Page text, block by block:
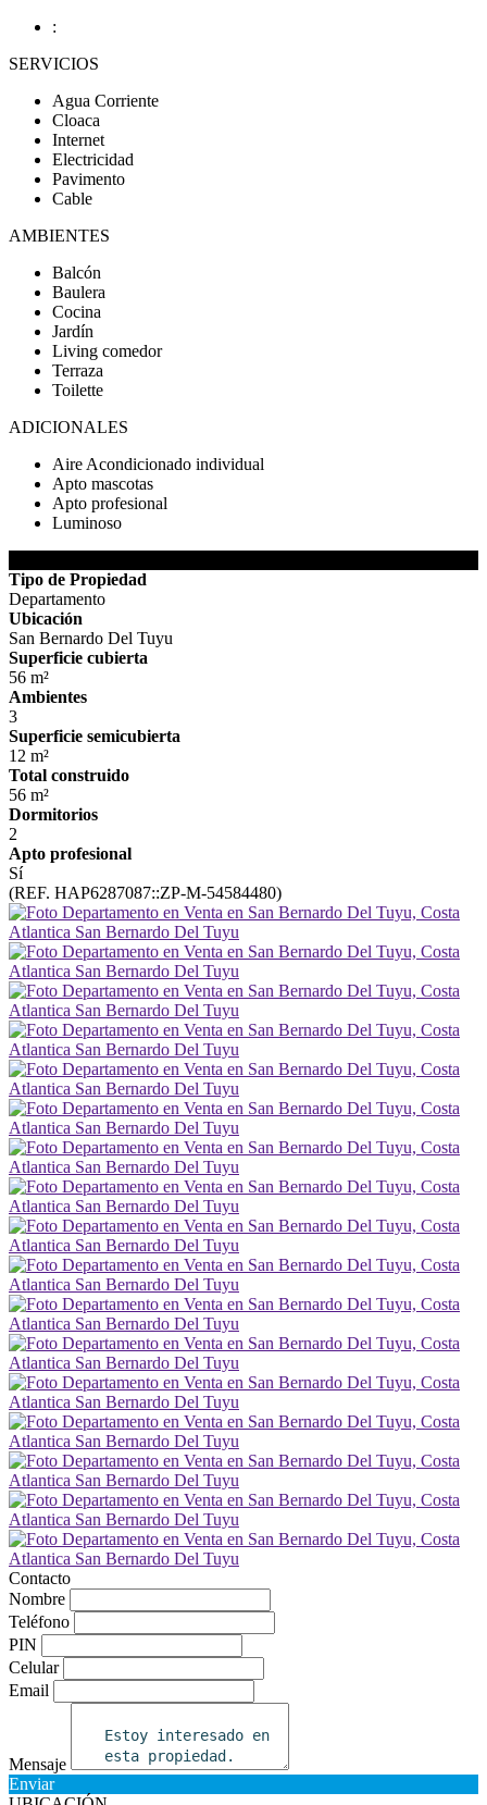
:
SERVICIOS
Agua Corriente
Cloaca
Internet
Electricidad
Pavimento
Cable
AMBIENTES
Balcón
Baulera
Cocina
Jardín
Living comedor
Terraza
Toilette
ADICIONALES
Aire Acondicionado individual
Apto mascotas
Apto profesional
Luminoso
Tipo de Propiedad
Departamento
Ubicación
San Bernardo Del Tuyu
Superficie cubierta
56 m²
Ambientes
3
Superficie semicubierta
12 m²
Total construido
56 m²
Dormitorios
2
Apto profesional
Sí
(REF. HAP6287087::ZP-M-54584480)
Contacto
Nombre
Teléfono
PIN
Celular
Email
Mensaje
Enviar